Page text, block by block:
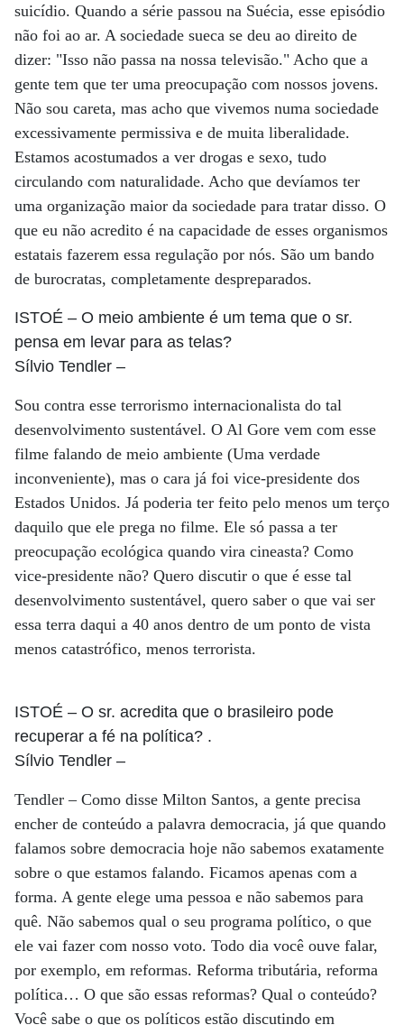
suicídio. Quando a série passou na Suécia, esse episódio
não foi ao ar. A sociedade sueca se deu ao direito de
dizer: "Isso não passa na nossa televisão." Acho que a
gente tem que ter uma preocupação com nossos jovens.
Não sou careta, mas acho que vivemos numa sociedade
excessivamente permissiva e de muita liberalidade.
Estamos acostumados a ver drogas e sexo, tudo
circulando com naturalidade. Acho que devíamos ter
uma organização maior da sociedade para tratar disso. O
que eu não acredito é na capacidade de esses organismos
estatais fazerem essa regulação por nós. São um bando
de burocratas, completamente despreparados.
ISTOÉ – O meio ambiente é um tema que o sr.
pensa em levar para as telas?
Sílvio Tendler –
Sou contra esse terrorismo internacionalista do tal
desenvolvimento sustentável. O Al Gore vem com esse
filme falando de meio ambiente (Uma verdade
inconveniente), mas o cara já foi vice-presidente dos
Estados Unidos. Já poderia ter feito pelo menos um terço
daquilo que ele prega no filme. Ele só passa a ter
preocupação ecológica quando vira cineasta? Como
vice-presidente não? Quero discutir o que é esse tal
desenvolvimento sustentável, quero saber o que vai ser
essa terra daqui a 40 anos dentro de um ponto de vista
menos catastrófico, menos terrorista.
ISTOÉ – O sr. acredita que o brasileiro pode
recuperar a fé na política? .
Sílvio Tendler –
Tendler – Como disse Milton Santos, a gente precisa
encher de conteúdo a palavra democracia, já que quando
falamos sobre democracia hoje não sabemos exatamente
sobre o que estamos falando. Ficamos apenas com a
forma. A gente elege uma pessoa e não sabemos para
quê. Não sabemos qual o seu programa político, o que
ele vai fazer com nosso voto. Todo dia você ouve falar,
por exemplo, em reformas. Reforma tributária, reforma
política… O que são essas reformas? Qual o conteúdo?
Você sabe o que os políticos estão discutindo em